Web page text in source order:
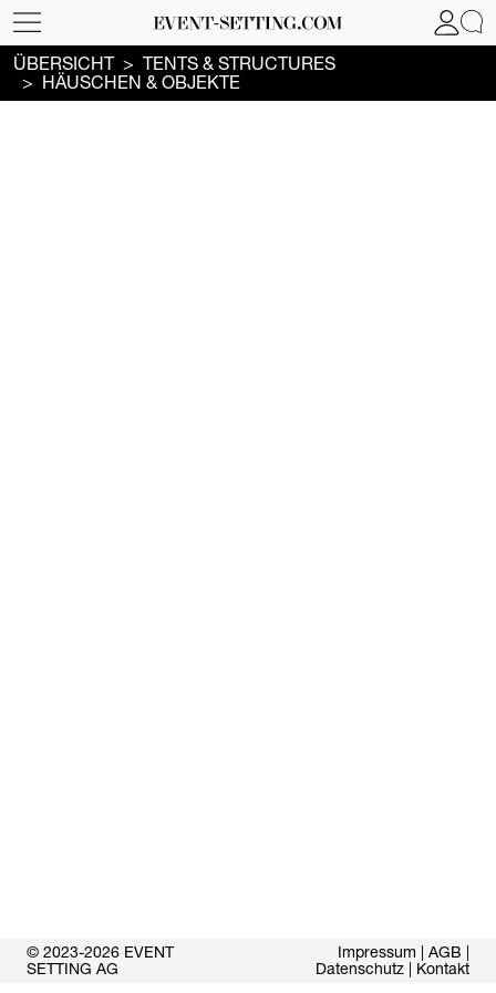
ÜBERSICHT
TENTS & STRUCTURES
HÄUSCHEN & OBJEKTE
© 2023-2026 EVENT
SETTING AG
Impressum AGB
Datenschutz
Kontakt